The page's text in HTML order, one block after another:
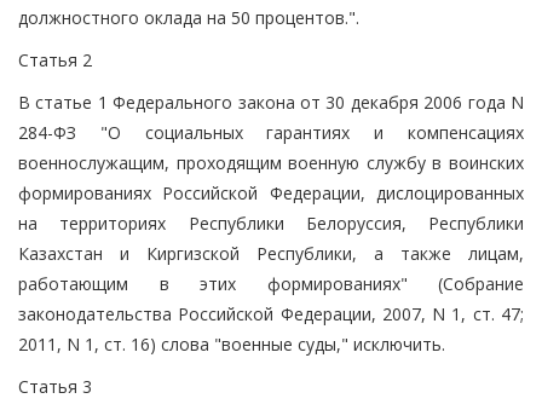
должностного оклада на 50 процентов.".
Статья 2
В статье 1 Федерального закона от 30 декабря 2006 года N
284-ФЗ "О социальных гарантиях и компенсациях
военнослужащим, проходящим военную службу в воинских
формированиях Российской Федерации, дислоцированных
на территориях Республики Белоруссия, Республики
Казахстан и Киргизской Республики, а также лицам,
работающим в этих формированиях" (Собрание
законодательства Российской Федерации, 2007, N 1, ст. 47;
2011, N 1, ст. 16) слова "военные суды," исключить.
Статья 3